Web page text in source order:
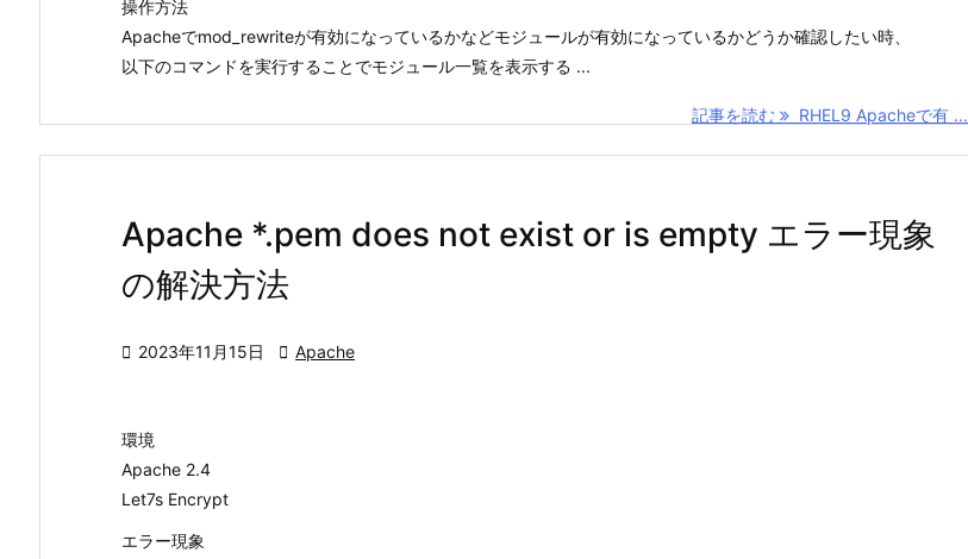
操作方法
Apacheでmod_rewriteが有効になっているかなどモジュールが有効になっているかどうか確認したい時、
以下のコマンドを実行することでモジュール一覧を表示する ...
記事を読む RHEL9 Apacheで有 ...
Apache *.pem does not exist or is empty エラー現象
の解決方法
 2023年11月15日  Apache
環境
Apache 2.4
Let7s Encrypt
エラー現象